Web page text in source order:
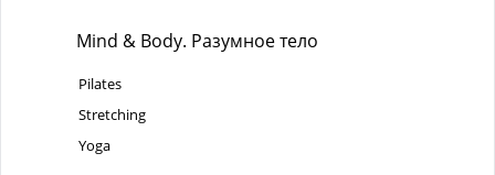
Mind & Body. Разумное тело
Pilates
Stretching
Yoga